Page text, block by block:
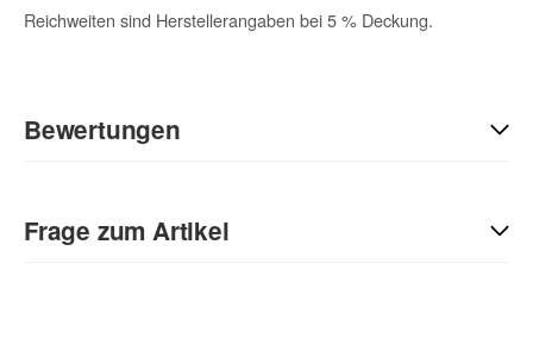
Reichweiten sind Herstellerangaben bei 5 % Deckung.
Bewertungen
Sie Anderen bei der Kaufentscheidung:
Frage zum Artikel